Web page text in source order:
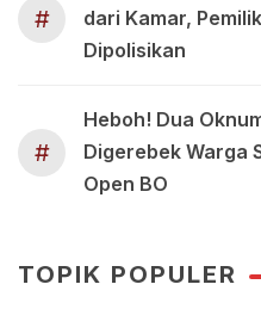
#
dari Kamar,
Dipolisikan
#
Heboh! Dua
Digerebek Warga
Open BO
TOPIK POPULER